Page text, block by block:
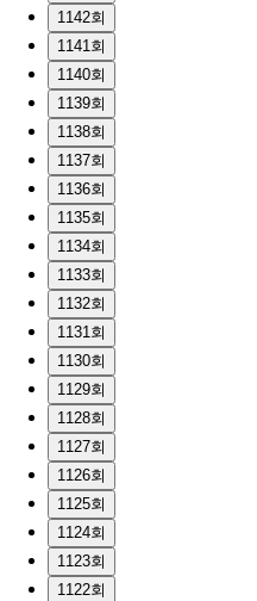
1142회
1141회
1140회
1139회
1138회
1137회
1136회
1135회
1134회
1133회
1132회
1131회
1130회
1129회
1128회
1127회
1126회
1125회
1124회
1123회
1122회